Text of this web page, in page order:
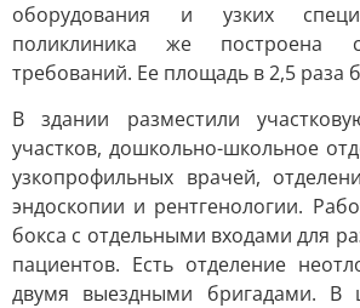
оборудования и узких
поликлиника же построена
требований. Ее площадь в 2,5 раза
В здании разместили
участков, дошкольно-школьное
узкопрофильных врачей,
эндоскопии и рентгенологии.
бокса с отдельными входами для
пациентов. Есть отделение
двумя выездными бригадами. В